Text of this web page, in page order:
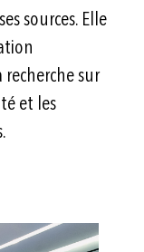
sources. Elle
sur
et les